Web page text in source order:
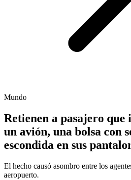
Mundo
Retienen a pasajero
un avión, una bolsa con
escondida en sus
El hecho causó asombro entre los
aeropuerto.